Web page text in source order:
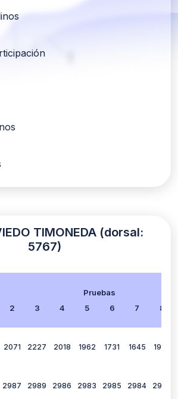
TIMONEDA (dorsal:
5767)
Pruebas
2 3 4 5 6 7 8
2071 2227 2018 1962 1731 1645 1935
2987 2989 2986 2983 2985 2984 2986